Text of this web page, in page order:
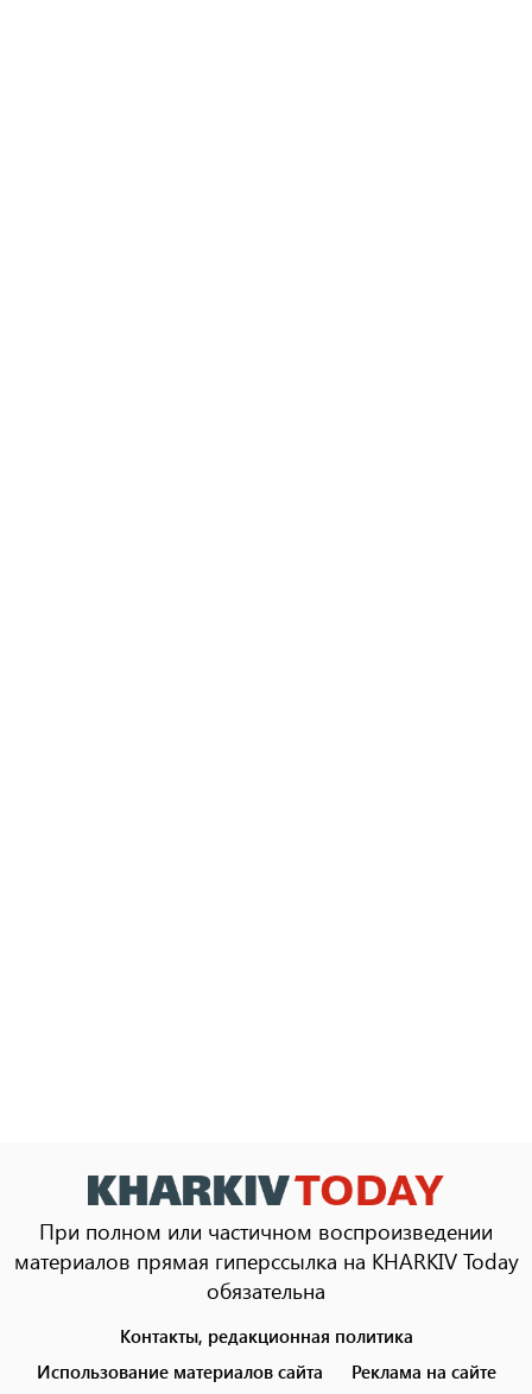
При полном или частичном воспроизведении
материалов прямая гиперссылка на KHARKIV Today
обязательна
menu
Контакты, редакционная политика
Использование материалов сайта
Реклама на сайте